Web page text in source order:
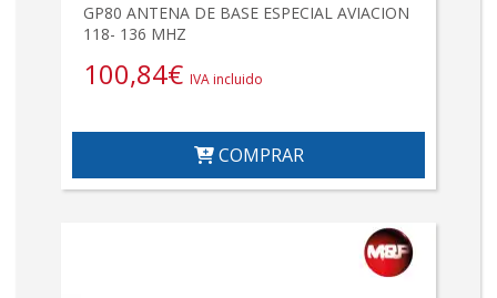
GP80 ANTENA DE BASE ESPECIAL AVIACION
118- 136 MHZ
100,84€ IVA incluido
COMPRAR